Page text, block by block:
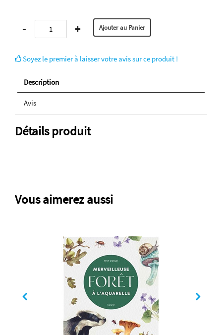
- +
Soyez le premier à laisser votre avis sur ce produit !
Description
Avis
Détails produit
Vous aimerez aussi